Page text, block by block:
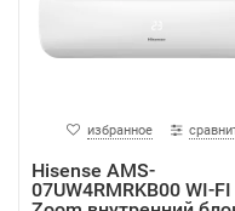
избранное
Hisense AMS-
07UW4RMRKB00 WI-FI